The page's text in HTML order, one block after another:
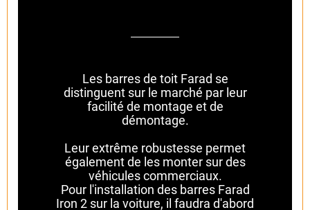
Les barres de toit Farad se
distinguent sur le marché par leur
facilité de montage et de
démontage.
Leur extrême robustesse permet
également de les monter sur des
véhicules commerciaux.
Pour l'installation des barres Farad
Iron 2 sur la voiture, il faudra d'abord